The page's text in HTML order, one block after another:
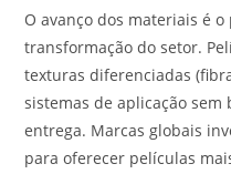
O avanço dos materiais é
transformação do setor.
texturas diferenciadas
sistemas de aplicação
entrega. Marcas globais
para oferecer películas